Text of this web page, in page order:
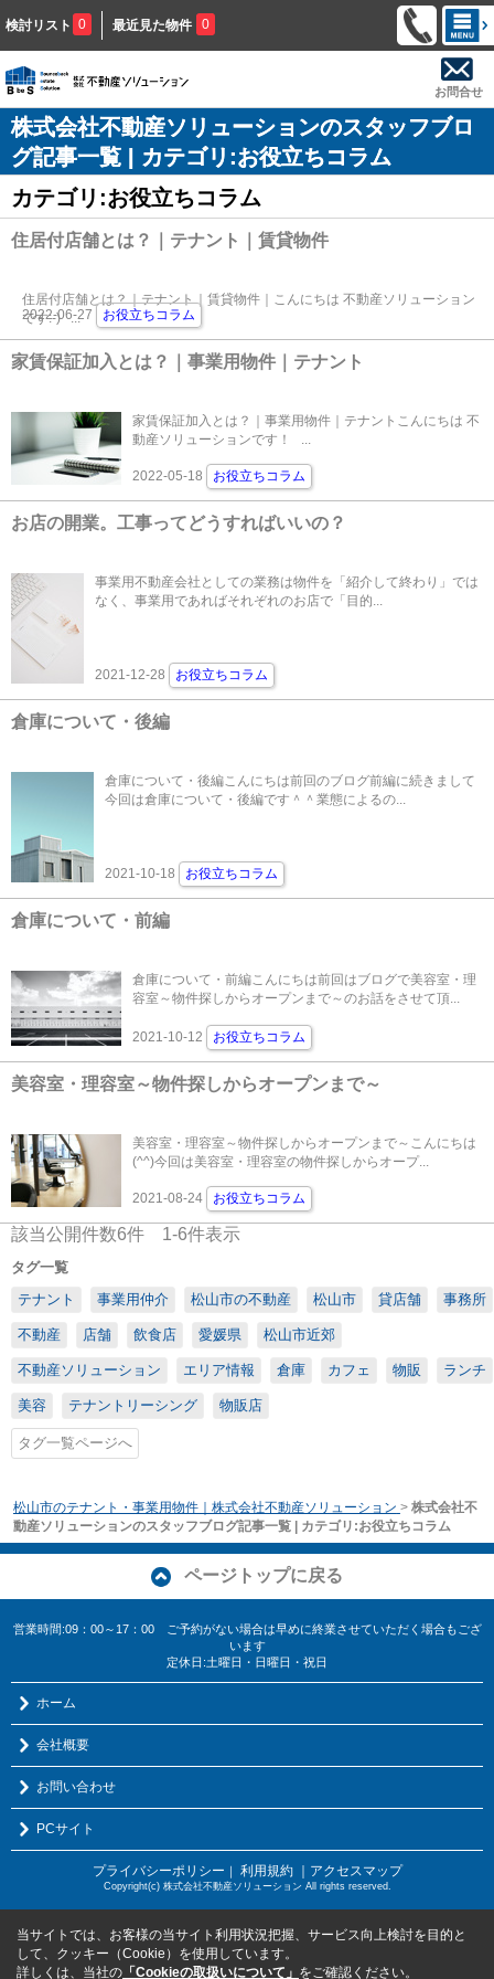
検討リスト 0 最近見た物件 0
お問合せ
株式会社不動産ソリューションのスタッフブロ
グ記事一覧 | カテゴリ:お役立ちコラム
カテゴリ:お役立ちコラム
住居付店舗とは？｜テナント｜賃貸物件
住居付店舗とは？｜テナント｜賃貸物件｜こんにちは 不動産ソリューション
です:-) ...
2022-06-27 お役立ちコラム
家賃保証加入とは？｜事業用物件｜テナント
家賃保証加入とは？｜事業用物件｜テナントこんにちは 不
動産ソリューションです！ ...
2022-05-18 お役立ちコラム
お店の開業。工事ってどうすればいいの？
事業用不動産会社としての業務は物件を「紹介して終わり」では
なく、事業用であればそれぞれのお店で「目的...
2021-12-28 お役立ちコラム
倉庫について・後編
倉庫について・後編こんにちは前回のブログ前編に続きまして
今回は倉庫について・後編です＾＾業態によるの...
2021-10-18 お役立ちコラム
倉庫について・前編
倉庫について・前編こんにちは前回はブログで美容室・理
容室～物件探しからオープンまで～のお話をさせて頂...
2021-10-12 お役立ちコラム
美容室・理容室～物件探しからオープンまで～
美容室・理容室～物件探しからオープンまで～こんにちは
(^^)今回は美容室・理容室の物件探しからオープ...
2021-08-24 お役立ちコラム
該当公開件数6件 1-6件表示
タグ一覧
テナント
事業用仲介 松山市の不動産 松山市 貸店舗 事務所
不動産 店舗 飲食店 愛媛県 松山市近郊
不動産ソリューション エリア情報 倉庫 カフェ 物販 ランチ
美容 テナントリーシング 物販店
タグ一覧ページへ
松山市のテナント・事業用物件｜株式会社不動産ソリューション > 株式会社不
動産ソリューションのスタッフブログ記事一覧 | カテゴリ:お役立ちコラム
ページトップに戻る
営業時間:09：00～17：00 ご予約がない場合は早めに終業させていただく場合もござ
います
定休日:土曜日・日曜日・祝日
ホーム
会社概要
お問い合わせ
PCサイト
プライバシーポリシー ｜ 利用規約 ｜アクセスマップ
Copyright(c) 株式会社不動産ソリューション All rights reserved.
当サイトでは、お客様の当サイト利用状況把握、サービス向上検討を目的と
して、クッキー（Cookie）を使用しています。
詳しくは、当社の 「Cookieの取扱いについて」 をご確認ください。